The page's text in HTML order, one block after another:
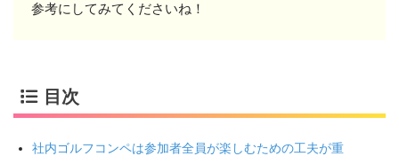
参考にしてみてくださいね！
目次
社内ゴルフコンペは参加者全員が楽しむための工夫が重